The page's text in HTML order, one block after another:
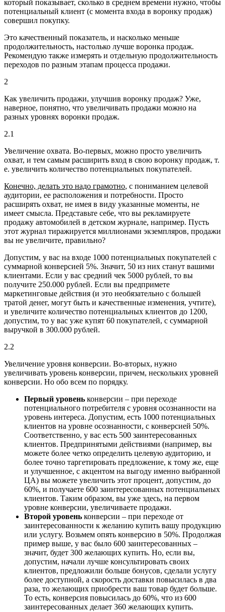
который показывает, сколько в среднем времени нужно, чтобы
потенциальный клиент (с момента входа в воронку продаж)
совершил покупку.
Это качественный показатель, и насколько меньше
продолжительность, настолько лучше воронка продаж.
Рекомендую также измерять и отдельную продолжительность
переходов по разным этапам процесса продажи.
2
Как увеличить продажи, улучшив воронку продаж? Уже,
наверное, понятно, что увеличивать продажи можно на
разных уровнях воронки продаж.
2.1
Увеличение охвата. Во-первых, можно просто увеличить
охват, и тем самым расширить вход в свою воронку продаж, т.
е. увеличить количество потенциальных покупателей.
Конечно, делать это надо грамотно, с пониманием целевой
аудитории, ее расположения и потребности. Просто
расширять охват, не имея в виду указанные моменты, не
имеет смысла. Представьте себе, что вы рекламируете
продажу автомобилей в детском журнале, например. Пусть
этот журнал тиражируется миллионами экземпляров, продажи
вы не увеличите, правильно?
Допустим, у вас на входе 1000 потенциальных покупателей с
суммарной конверсией 5%. Значит, 50 из них станут вашими
клиентами. Если у вас средний чек 5000 рублей, то вы
получите 250.000 рублей. Если вы предпримете
маркетинговые действия (и это необязательно с большей
тратой денег, могут быть и качественные изменения, учтите),
и увеличите количество потенциальных клиентов до 1200,
допустим, то у вас уже купят 60 покупателей, с суммарной
выручкой в 300.000 рублей.
2.2
Увеличение уровня конверсии. Во-вторых, нужно
увеличивать уровень конверсии, причем, нескольких уровней
конверсии. Но обо всем по порядку.
Первый уровень конверсии – при переходе
потенциального потребителя с уровня осознанности на
уровень интереса. Допустим, есть 1000 потенциальных
клиентов на уровне осознанности, с конверсией 50%.
Соответственно, у вас есть 500 заинтересованных
клиентов. Предпринятыми действиями (например, вы
можете более четко определить целевую аудиторию, и
более точно таргетировать предложение, к тому же, еще
и улучшенное, с акцентом на выгоду именно выбранной
ЦА) вы можете увеличить этот процент, допустим, до
60%, и получаете 600 заинтересованных потенциальных
клиентов. Таким образом, вы уже здесь, на первом
уровне конверсии, увеличиваете продажи.
Второй уровень конверсии – при переходе от
заинтересованности к желанию купить вашу продукцию
или услугу. Возьмем опять конверсию в 50%. Продолжая
пример выше, у вас было 600 заинтересованных –
значит, будет 300 желающих купить. Но, если вы,
допустим, начали лучше консультировать своих
клиентов, предложили больше бонусов, сделали услугу
более доступной, а скорость доставки повысилась в два
раза, то желающих приобрести ваш товар будет больше.
То есть, конверсия повысилась до 60%, что из 600
заинтересованных делает 360 желающих купить.